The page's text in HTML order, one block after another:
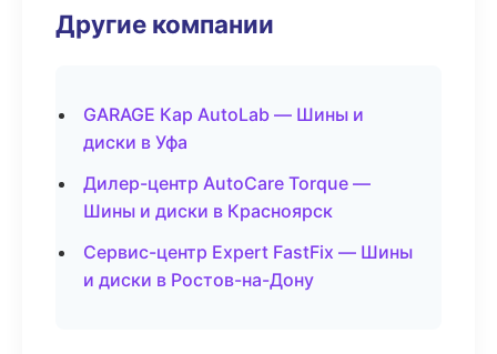
Другие компании
GARAGE Кар AutoLab — Шины и
диски в Уфа
Дилер-центр AutoCare Torque —
Шины и диски в Красноярск
Сервис-центр Expert FastFix — Шины
и диски в Ростов-на-Дону